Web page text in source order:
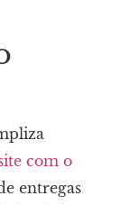
com o
entregas